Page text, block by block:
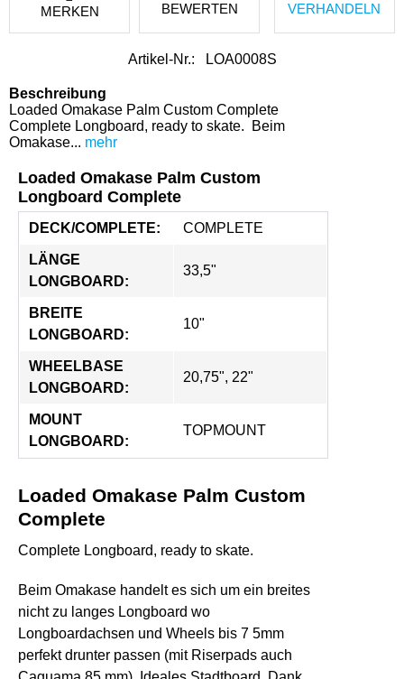
MERKEN BEWERTEN VERHANDELN
Artikel-Nr.: LOA0008S
Beschreibung
Loaded Omakase Palm Custom Complete
Complete Longboard, ready to skate. Beim
Omakase... mehr
Loaded Omakase Palm Custom
Longboard Complete
DECK/COMPLETE: COMPLETE
LÄNGE
LONGBOARD:
33,5"
BREITE
LONGBOARD:
10"
WHEELBASE
LONGBOARD:
20,75", 22"
MOUNT
LONGBOARD:
TOPMOUNT
Loaded Omakase Palm Custom
Complete
Complete Longboard, ready to skate.
Beim Omakase handelt es sich um ein breites
nicht zu langes Longboard wo
Longboardachsen und Wheels bis 7 5mm
perfekt drunter passen (mit Riserpads auch